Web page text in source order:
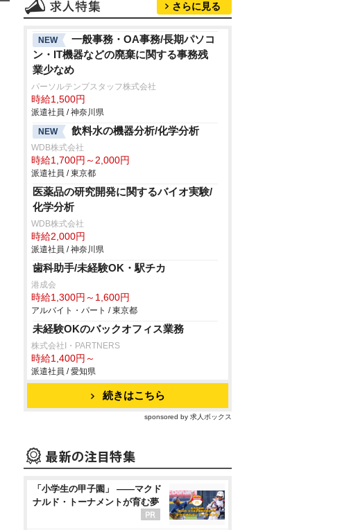
さらに見る
NEW
一般事務・OA事務/長期パソコ
ン・IT機器などの廃棄に関する事務残
業少なめ
パーソルテンプスタッフ株式会社
時給1,500円
派遣社員 / 神奈川県
NEW
飲料水の機器分析/化学分析
WDB株式会社
時給1,700円～2,000円
派遣社員 / 東京都
医薬品の研究開発に関するバイオ実験/
化学分析
WDB株式会社
時給2,000円
派遣社員 / 神奈川県
歯科助手/未経験OK・駅チカ
港成会
時給1,300円～1,600円
アルバイト・パート / 東京都
未経験OKのバックオフィス業務
株式会社I・PARTNERS
時給1,400円～
派遣社員 / 愛知県
続きはこちら
sponsored by 求人ボックス
「小学生の甲子園」 ――マクド
ナルド・トーナメントが育む夢